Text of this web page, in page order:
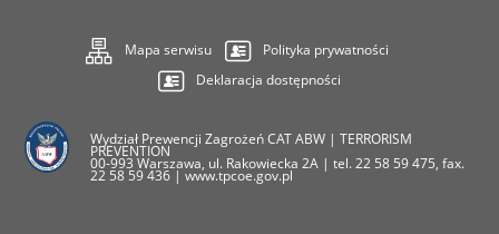
Mapa serwisu
Polityka prywatności
Deklaracja dostępności
Wydział Prewencji Zagrożeń CAT ABW | TERRORISM
PREVENTION
00-993 Warszawa, ul. Rakowiecka 2A | tel. 22 58 59 475, fax.
22 58 59 436 | www.tpcoe.gov.pl